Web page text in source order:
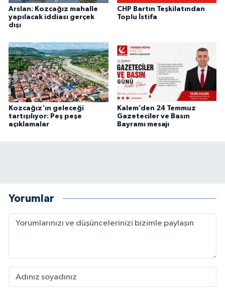
Arslan: Kozcağız mahalle
yapılacak iddiası gerçek
dışı
CHP Bartın Teşkilatından
Toplu İstifa
Kozcağız'ın geleceği
tartışılıyor: Peş peşe
açıklamalar
Kalem’den 24 Temmuz
Gazeteciler ve Basın
Bayramı mesajı
Yorumlar